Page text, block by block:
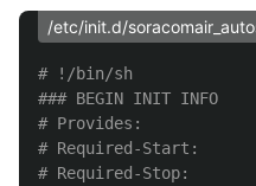
/etc/init.d/
# !/bin/sh
### BEGIN INIT INFO
# Provides:
# Required-Start:
# Required-Stop: